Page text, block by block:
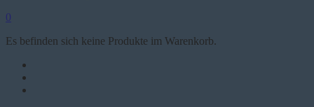
0
Es befinden sich keine Produkte im Warenkorb.